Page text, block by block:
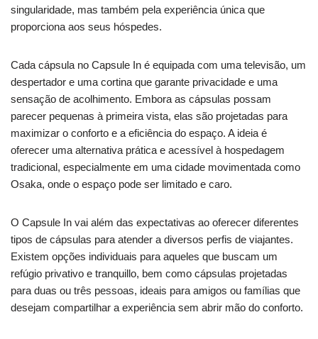
singularidade, mas também pela experiência única que
proporciona aos seus hóspedes.
Cada cápsula no Capsule In é equipada com uma televisão, um
despertador e uma cortina que garante privacidade e uma
sensação de acolhimento. Embora as cápsulas possam
parecer pequenas à primeira vista, elas são projetadas para
maximizar o conforto e a eficiência do espaço. A ideia é
oferecer uma alternativa prática e acessível à hospedagem
tradicional, especialmente em uma cidade movimentada como
Osaka, onde o espaço pode ser limitado e caro.
O Capsule In vai além das expectativas ao oferecer diferentes
tipos de cápsulas para atender a diversos perfis de viajantes.
Existem opções individuais para aqueles que buscam um
refúgio privativo e tranquillo, bem como cápsulas projetadas
para duas ou três pessoas, ideais para amigos ou famílias que
desejam compartilhar a experiência sem abrir mão do conforto.